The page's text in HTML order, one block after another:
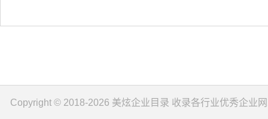
Copyright © 2018-2026 美炫企业目录 收录各行业优秀企业